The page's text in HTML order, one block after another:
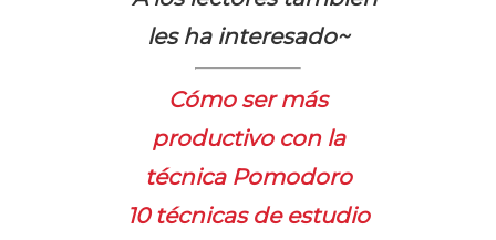
les ha interesado~
Cómo ser más
productivo con la
técnica Pomodoro
10 técnicas de estudio